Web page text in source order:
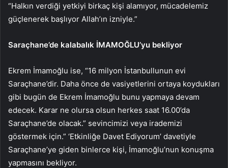
“Halkın verdiği yetkiyi birkaç kişi alamıyor, mücadelemiz
güçlenerek başlıyor Allah’ın izniyle.”
Saraçhane’de kalabalık İMAMOĞLU’yu bekliyor
Ekrem İmamoğlu ise, “16 milyon İstanbullunun evi
Saraçhane’dir. Daha önce de vasiyetlerini ortaya koydukları
gibi bugün de Ekrem İmamoğlu bunu yapmaya devam
edecek. Karar ne olursa olsun herkes saat 16.00’da
Saraçhane’de olacak.” sevincimizi veya irademizi
göstermek için.” ‘Etkinliğe Davet Ediyorum’ davetiyle
Saraçhane’ye giden binlerce kişi, İmamoğlu’nun konuşma
yapmasını bekliyor.